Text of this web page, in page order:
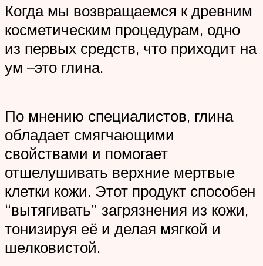
Когда мы возвращаемся к древним
косметическим процедурам, одно
из первых средств, что приходит на
ум –это глина.
По мнению специалистов, глина
обладает смягчающими
свойствами и помогает
отшелушивать верхние мертвые
клетки кожи. Этот продукт способен
“вытягивать” загрязнения из кожи,
тонизируя её и делая мягкой и
шелковистой.